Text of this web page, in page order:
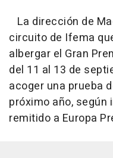
La dirección de
circuito de Ifema
albergar el Gran
del 11 al 13 de
acoger una prueba
próximo año,
remitido a Europa